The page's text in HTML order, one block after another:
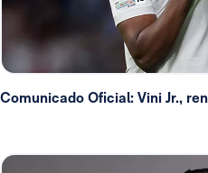
Comunicado Oficial: Vini Jr.,